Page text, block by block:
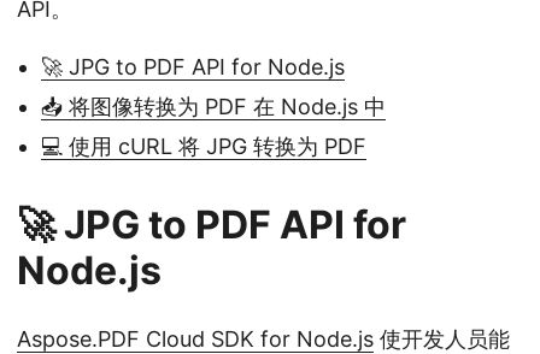
API。
🚀 JPG to PDF API for Node.js
📥 将图像转换为 PDF 在 Node.js 中
💻 使用 cURL 将 JPG 转换为 PDF
🚀 JPG to PDF API for
Node.js
Aspose.PDF Cloud SDK for Node.js 使开发人员能